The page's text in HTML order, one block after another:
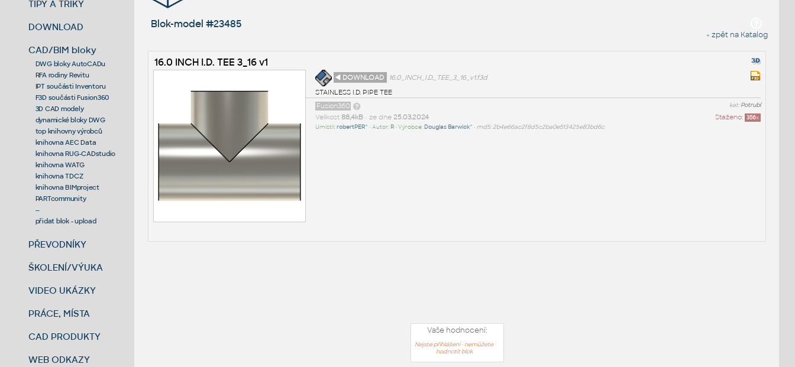
TIPY A TRIKY
DOWNLOAD
CAD/BIM bloky
DWG bloky AutoCADu
RFA rodiny Revitu
IPT součásti Inventoru
F3D součásti Fusion360
3D CAD modely
dynamické bloky DWG
top knihovny výrobců
knihovna AEC Data
knihovna RUG-CADstudio
knihovna WATG
knihovna TDCZ
knihovna BIMproject
PARTcommunity
--
přidat blok - upload
PŘEVODNÍKY
ŠKOLENÍ/VÝUKA
VIDEO UKÁZKY
PRÁCE, MÍSTA
CAD PRODUKTY
WEB ODKAZY
Blok-model #23485
« zpět na Katalog
16.0 INCH I.D. TEE 3_16 v1
◄ DOWNLOAD
16.0_INCH_I.D._TEE_3_16_v1.f3d
STAINLESS I.D. PIPE TEE
kat:Potrubí
Fusion360
Staženo: 356x
Velikost 88,4kB• ze dne 25.03.2024
Umístil:robertPER^ • Autor: R• Výrobce: Douglas Barwick^ • md5: 2b4e66ac2f8d5c2ba0e513425e83bd6c
Vaše hodnocení:
Nejste přihlášeni - nemůžete
hodnotit blok